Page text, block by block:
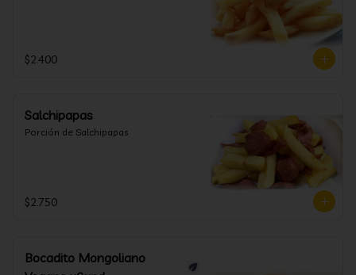
$2.400
Salchipapas
Porción de Salchipapas
$2.750
Bocadito Mongoliano